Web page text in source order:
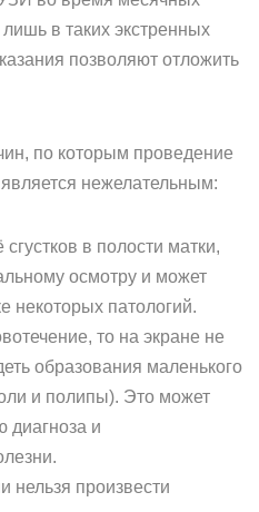
в таких экстренных
позволяют отложить
по которым проведение
нежелательным:
в полости матки,
осмотру и может
некоторых патологий.
то на экране не
образования маленького
и полипы). Это может
диагноза и
нельзя произвести